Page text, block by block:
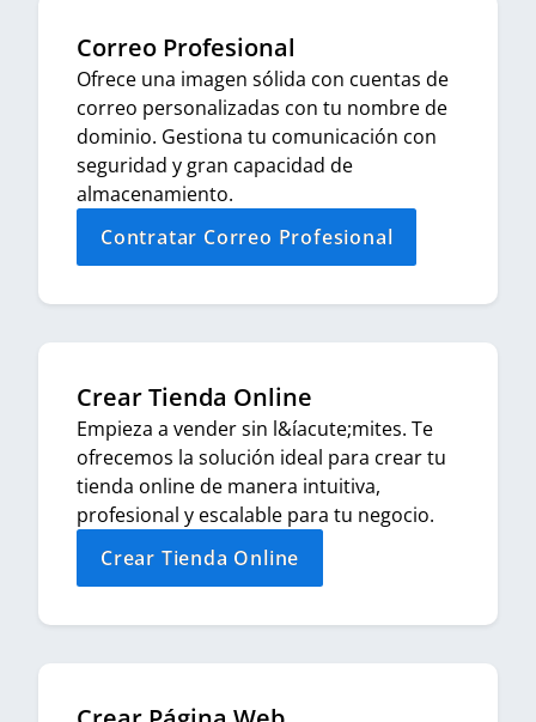
Correo Profesional
Ofrece una imagen sólida con cuentas de
correo personalizadas con tu nombre de
dominio. Gestiona tu comunicación con
seguridad y gran capacidad de
almacenamiento.
Contratar Correo Profesional
Crear Tienda Online
Empieza a vender sin l&íacute;mites. Te
ofrecemos la solución ideal para crear tu
tienda online de manera intuitiva,
profesional y escalable para tu negocio.
Crear Tienda Online